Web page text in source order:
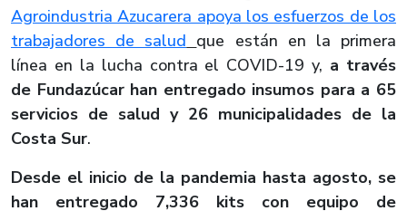
Agroindustria Azucarera apoya los esfuerzos de los
trabajadores de salud que están en la primera
línea en la lucha contra el COVID-19 y, a través
de Fundazúcar han entregado insumos para a 65
servicios de salud y 26 municipalidades de la
Costa Sur.
Desde el inicio de la pandemia hasta agosto, se
han entregado 7,336 kits con equipo de